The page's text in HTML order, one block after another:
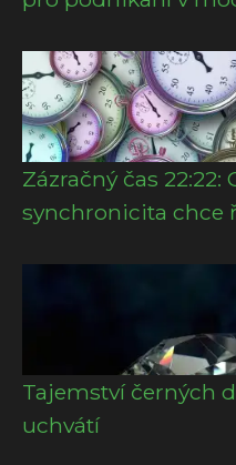
Zázračný čas 22:22:
synchronicita chce
Tajemství černých
uchvátí